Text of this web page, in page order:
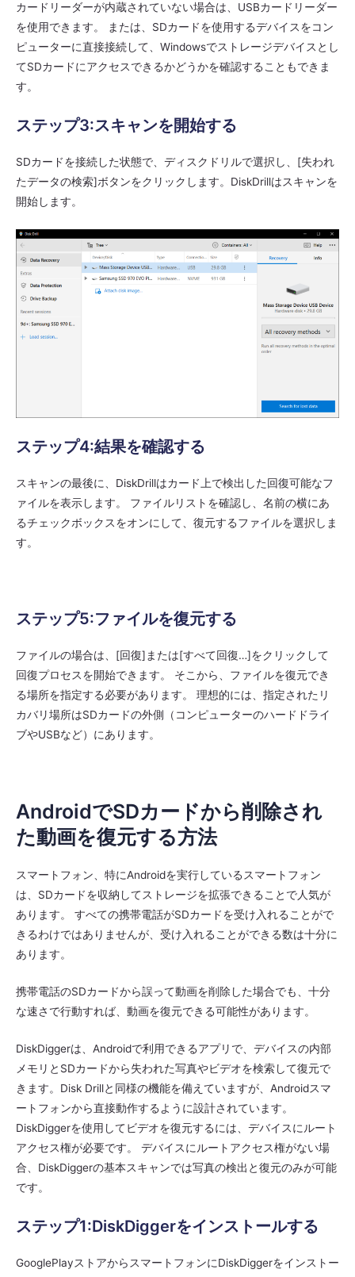
カードリーダーが内蔵されていない場合は、USBカードリーダー
を使用できます。 または、SDカードを使用するデバイスをコン
ピューターに直接接続して、Windowsでストレージデバイスとし
てSDカードにアクセスできるかどうかを確認することもできま
す。
ステップ3:スキャンを開始する
SDカードを接続した状態で、ディスクドリルで選択し、[失われ
たデータの検索]ボタンをクリックします。DiskDrillはスキャンを
開始します。
ステップ4:結果を確認する
スキャンの最後に、DiskDrillはカード上で検出した回復可能なフ
ァイルを表示します。 ファイルリストを確認し、名前の横にあ
るチェックボックスをオンにして、復元するファイルを選択しま
す。
ステップ5:ファイルを復元する
ファイルの場合は、[回復]または[すべて回復…]をクリックして
回復プロセスを開始できます。 そこから、ファイルを復元でき
る場所を指定する必要があります。 理想的には、指定されたリ
カバリ場所はSDカードの外側（コンピューターのハードドライ
ブやUSBなど）にあります。
AndroidでSDカードから削除され
た動画を復元する方法
スマートフォン、特にAndroidを実行しているスマートフォン
は、SDカードを収納してストレージを拡張できることで人気が
あります。 すべての携帯電話がSDカードを受け入れることがで
きるわけではありませんが、受け入れることができる数は十分に
あります。
携帯電話のSDカードから誤って動画を削除した場合でも、十分
な速さで行動すれば、動画を復元できる可能性があります。
DiskDiggerは、Androidで利用できるアプリで、デバイスの内部
メモリとSDカードから失われた写真やビデオを検索して復元で
きます。Disk Drillと同様の機能を備えていますが、Androidスマ
ートフォンから直接動作するように設計されています。
DiskDiggerを使用してビデオを復元するには、デバイスにルート
アクセス権が必要です。 デバイスにルートアクセス権がない場
合、DiskDiggerの基本スキャンでは写真の検出と復元のみが可能
です。
ステップ1:DiskDiggerをインストールする
GooglePlayストアからスマートフォンにDiskDiggerをインストー